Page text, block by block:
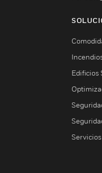
Edificios
Servicios